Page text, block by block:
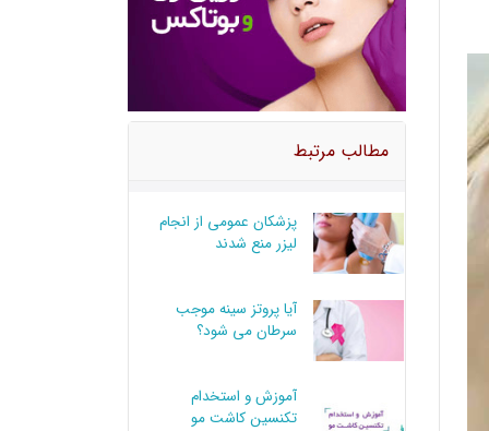
مطالب مرتبط
پزشکان عمومی از انجام
لیزر منع شدند
آیا پروتز سینه موجب
سرطان می شود؟
آموزش و استخدام
تكنسين كاشت مو